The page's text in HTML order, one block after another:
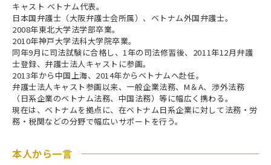
キャスト ベトナム代表。
日本国弁護士（大阪弁護士会所属）、ベトナム外国弁護士。
2008年東北大学法学部卒業。
2010年神戸大学法科大学院卒業。
同年9月に司法試験に合格し、1年の司法修習後、2011年12月弁護
士登録、弁護士法人キャストに参画。
2013年から中国上海、2014年からベトナムへ赴任。
弁護士法人キャスト参画以来、一般企業法務、M＆A、渉外法務
（日系企業のベトナム法務、中国法務）等に幅広く携わる。
現在は、ベトナムを拠点に、在ベトナム日系企業に対して法務・労
務・税関などの分野で幅広いサポートを行う。
本人から一言